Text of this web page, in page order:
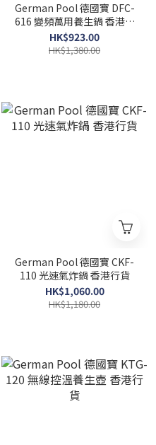
German Pool 德國寶 DFC-
616 變頻萬用養生鍋 香港行
貨
HK$923.00
HK$1,380.00
German Pool 德國寶 CKF-
110 光速氣炸鍋 香港行貨
HK$1,060.00
HK$1,180.00